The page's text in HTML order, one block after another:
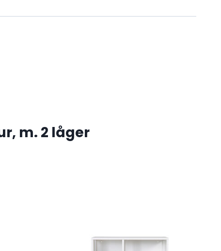
m. 2 låger